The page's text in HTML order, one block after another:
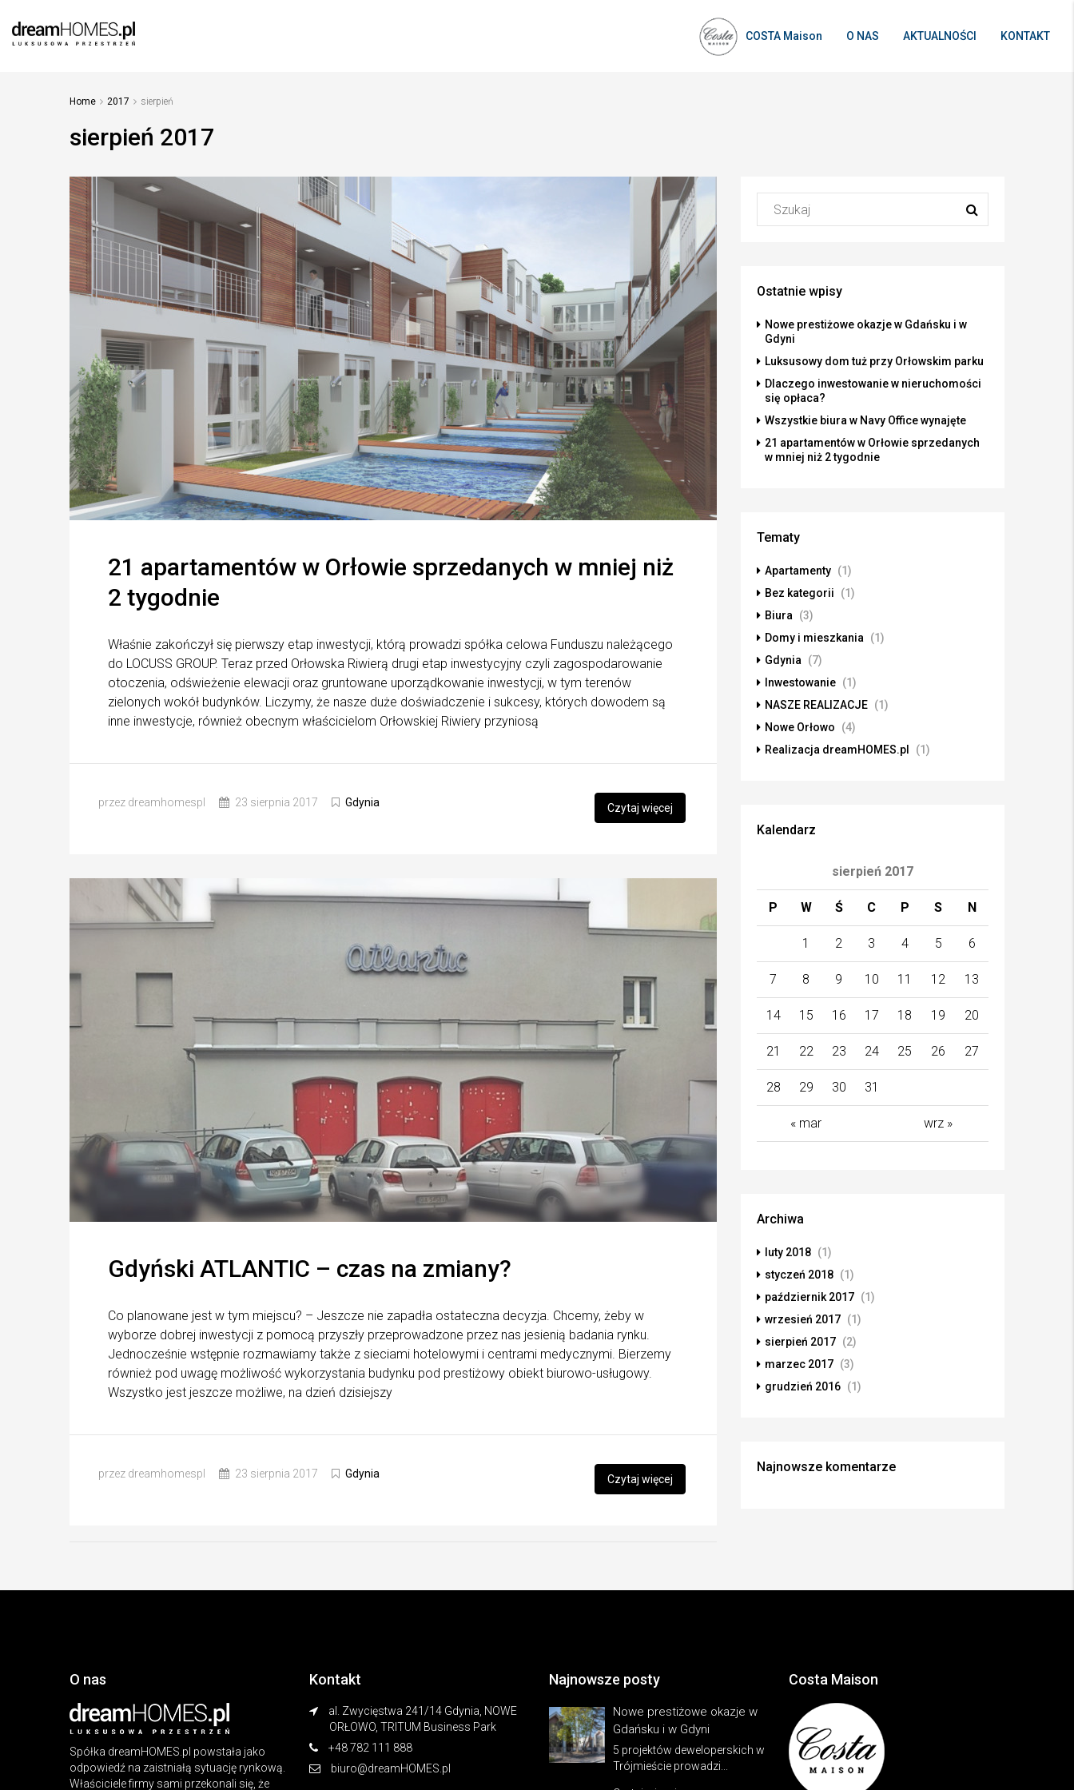
COSTA Maison O NAS AKTUALNOŚCI KONTAKT
Home 2017 sierpień
sierpień 2017
21 apartamentów w Orłowie sprzedanych w mniej niż
2 tygodnie
Właśnie zakończył się pierwszy etap inwestycji, którą prowadzi spółka celowa Funduszu należącego
do LOCUSS GROUP. Teraz przed Orłowska Riwierą drugi etap inwestycyjny czyli zagospodarowanie
otoczenia, odświeżenie elewacji oraz gruntowane uporządkowanie inwestycji, w tym terenów
zielonych wokół budynków. Liczymy, że nasze duże doświadczenie i sukcesy, których dowodem są
inne inwestycje, również obecnym właścicielom Orłowskiej Riwiery przyniosą
przez dreamhomespl 23 sierpnia 2017 Gdynia Czytaj więcej
Gdyński ATLANTIC – czas na zmiany?
Co planowane jest w tym miejscu? – Jeszcze nie zapadła ostateczna decyzja. Chcemy, żeby w
wyborze dobrej inwestycji z pomocą przyszły przeprowadzone przez nas jesienią badania rynku.
Jednocześnie wstępnie rozmawiamy także z sieciami hotelowymi i centrami medycznymi. Bierzemy
również pod uwagę możliwość wykorzystania budynku pod prestiżowy obiekt biurowo-usługowy.
Wszystko jest jeszcze możliwe, na dzień dzisiejszy
przez dreamhomespl 23 sierpnia 2017 Gdynia Czytaj więcej
Ostatnie wpisy
Nowe prestiżowe okazje w Gdańsku i w
Gdyni
Luksusowy dom tuż przy Orłowskim parku
Dlaczego inwestowanie w nieruchomości
się opłaca?
Wszystkie biura w Navy Office wynajęte
21 apartamentów w Orłowie sprzedanych
w mniej niż 2 tygodnie
Tematy
Apartamenty (1)
Bez kategorii
(1)
Biura
(3)
Domy i mieszkania
(1)
Gdynia
(7)
Inwestowanie (1)
NASZE REALIZACJE (1)
Nowe Orłowo
(4)
Realizacja dreamHOMES.pl
(1)
Kalendarz
sierpień 2017
P W Ś C P S N
« mar wrz »
1 2 3 4 5 6
7 8 9 10 11 12 13
14 15 16 17 18 19 20
21 22 23 24 25 26 27
28 29 30 31
Archiwa
luty 2018 (1)
styczeń 2018 (1)
październik 2017 (1)
wrzesień 2017 (1)
sierpień 2017 (2)
marzec 2017 (3)
grudzień 2016 (1)
Najnowsze komentarze
O nas
Spółka dreamHOMES.pl powstała jako
odpowiedź na zaistniałą sytuację rynkową.
Właściciele firmy sami przekonali się, że
Kontakt
al. Zwycięstwa 241/14 Gdynia, NOWE
ORŁOWO, TRITUM Business Park
+48 782 111 888
biuro@dreamHOMES.pl
Najnowsze posty
Nowe prestiżowe okazje w
Gdańsku i w Gdyni
5 projektów deweloperskich w
Trójmieście prowadzi...
Costa Maison